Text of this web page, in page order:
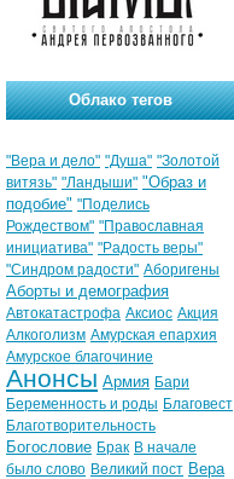
Облако тегов
"Вера и дело" "Душа" "Золотой
витязь" "Ландыши" "Образ и
подобие" "Поделись
Рождеством" "Православная
инициатива" "Радость веры"
"Синдром радости" Аборигены
Аборты и демография
Автокатастрофа Аксиос Акция
Алкоголизм Амурская епархия
Амурское благочиние
Анонсы Армия Бари
Беременность и роды Благовест
Благотворительность
Богословие Брак В начале
было слово Великий пост Вера